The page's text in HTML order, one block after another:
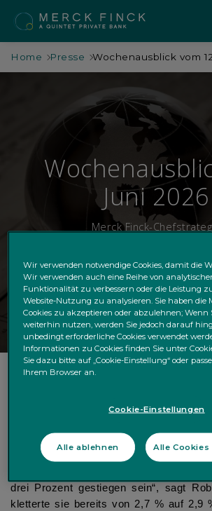
Home Presse Wochenausblick vom
Juni 2026
Merck Finck-
Nächste Woche werden die
Verbraucherpreisdaten für Mai
drei Prozent gestiegen sein“, sagt
kletterte sie bereits von 2,7 % auf 2,9
Wir verwenden notwendige Cookies, damit die
Wir verwenden auch eine Reihe von
Funktionalität zu verbessern oder die Leistung
Website-Nutzung zu analysieren. Sie haben die
Cookies zu akzeptieren oder abzulehnen; Wenn
weiterhin nutzen, werden Sie jedoch darauf
unbedingt erforderliche Cookies verwendet
Informationen zu Cookies finden Sie unter
Sie dazu bitte auf „Cookie-Einstellung“ oder
Ihrem Browser an.
Cookie-Einstellungen
Alle ablehnen Alle